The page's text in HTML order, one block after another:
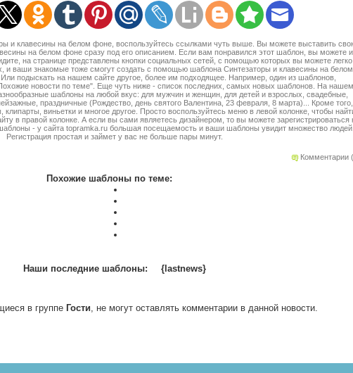
и клавесины на белом фоне, воспользуйтесь ссылками чуть выше. Вы можете выставить
на белом фоне сразу под его описанием. Если вам понравился этот шаблон, вы можете
на странице представлены кнопки социальных сетей, с помощью которых вы можете легко
и ваши знакомые тоже смогут создать с помощью шаблона Синтезаторы и клавесины на белом
подыскать на нашем сайте другое, более им подходящее. Например, один из шаблонов,
новости по теме". Еще чуть ниже - список последних, самых новых шаблонов. На нашем
шаблоны на любой вкус: для мужчин и женщин, для детей и взрослых, свадебные,
праздничные (Рождество, день святого Валентина, 23 февраля, 8 марта)... Кроме
виньетки и многое другое. Просто воспользуйтесь меню в левой колонке, чтобы
в правой колонке. А если вы сами являетесь дизайнером, то вы можете зарегистрироваться
- у сайта topramka.ru большая посещаемость и ваши шаблоны увидит множество людей.
Регистрация простая и займет у вас не больше пары минут.
Комментарии
Похожие шаблоны по теме:
Наши последние шаблоны:
{lastnews}
в группе Гости, не могут оставлять комментарии в данной новости.